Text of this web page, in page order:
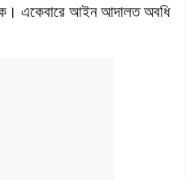
একেবারে আইন আদালত অবধি